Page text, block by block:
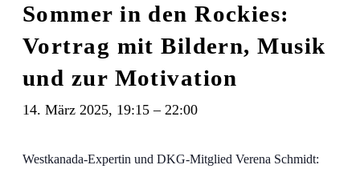
Sommer in den Rockies:
Vortrag mit Bildern, Musik
und zur Motivation
14. März 2025, 19:15 – 22:00
Westkanada-Expertin und DKG-Mitglied Verena Schmidt: